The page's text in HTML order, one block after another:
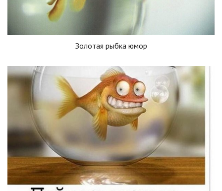
Золотая рыбка юмор